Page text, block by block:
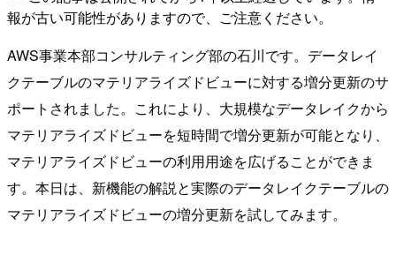
報が古い可能性がありますので、ご注意ください。
AWS事業本部コンサルティング部の石川です。データレイ
クテーブルのマテリアライズドビューに対する増分更新のサ
ポートされました。これにより、大規模なデータレイクから
マテリアライズドビューを短時間で増分更新が可能となり、
マテリアライズドビューの利用用途を広げることができま
す。本日は、新機能の解説と実際のデータレイクテーブルの
マテリアライズドビューの増分更新を試してみます。